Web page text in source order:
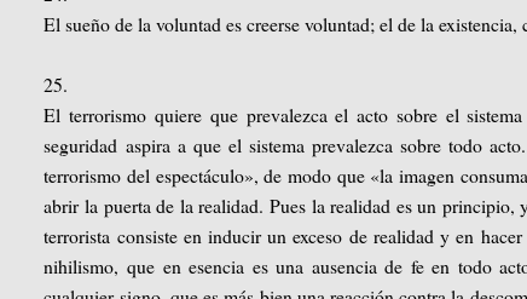
El sueño de la voluntad es creerse voluntad; el de la existencia,
25.
El terrorismo quiere que prevalezca el acto sobre el
seguridad aspira a que el sistema prevalezca sobre todo
terrorismo del espectáculo», de modo que «la imagen
abrir la puerta de la realidad. Pues la realidad es un
terrorista consiste en inducir un exceso de realidad y en
nihilismo, que en esencia es una ausencia de fe en todo